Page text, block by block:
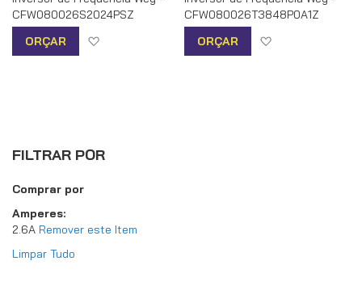
CFW080026S2024PSZ
ORÇAR
Adicionar à lista de desejos
CFW080026T3848P0A1Z
ORÇAR
FILTRAR POR
Comprar por
Amperes
2.6A Remover este Item
Limpar Tudo